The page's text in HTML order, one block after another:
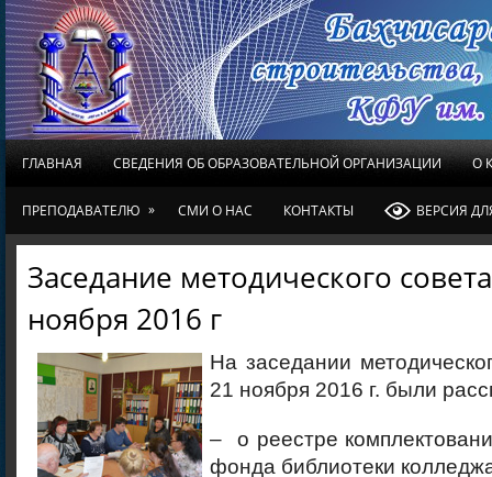
ГЛАВНАЯ СВЕДЕНИЯ ОБ ОБРАЗОВАТЕЛЬНОЙ ОРГАНИЗАЦИИ О
ПРЕПОДАВАТЕЛЮ » СМИ О НАС КОНТАКТЫ ВЕРСИЯ
Заседание методического
ноября 2016 г
На заседании
21 ноября 2016 г. были
– о реестре
фонда библиотеки